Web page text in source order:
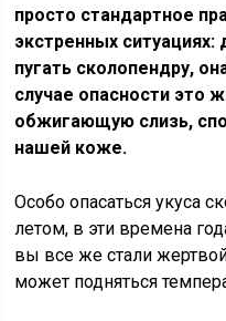
просто стандартное
экстренных
пугать сколопендру,
случае опасности это
обжигающую слизь,
нашей коже.
Особо опасаться укуса
летом, в эти времена
вы все же стали
может подняться